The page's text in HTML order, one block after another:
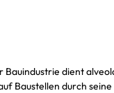
dient
Baustellen durch